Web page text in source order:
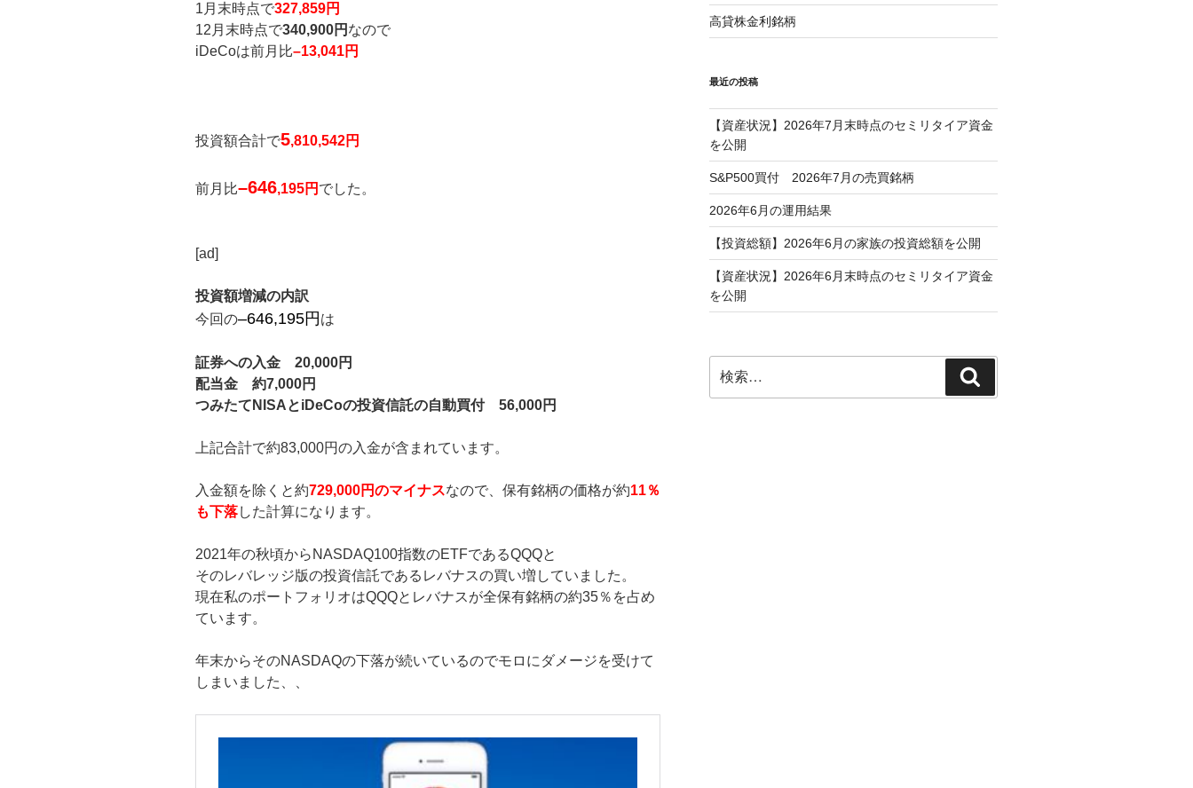
1月末時点で327,859円
12月末時点で340,900円 なので
iDeCoは前月比–13,041円
投資額合計で5,810,542円
前月比–646,195円 でした。
[ad]
投資額増減の内訳
今回の–646,195円 は
証券への入金 20,000円
配当金 約7,000円
つみたてNISAとiDeCoの投資信託の自動買付 56,000円
上記合計で約83,000円の入金が含まれています。
入金額を除くと約729,000円のマイナスなので、保有銘柄の価格が約11％
も下落した計算になります。
2021年の秋頃からNASDAQ100指数のETFであるQQQと
そのレバレッジ版の投資信託であるレバナスの買い増していました。
現在私のポートフォリオはQQQとレバナスが全保有銘柄の約35％を占め
ています。
年末からそのNASDAQの下落が続いているのでモロにダメージを受けて
しまいました、、
高貸株金利銘柄
最近の投稿
【資産状況】2026年7月末時点のセミリタイア資金
を公開
S&P500買付 2026年7月の売買銘柄
2026年6月の運用結果
【投資総額】2026年6月の家族の投資総額を公開
【資産状況】2026年6月末時点のセミリタイア資金
を公開
索:
索